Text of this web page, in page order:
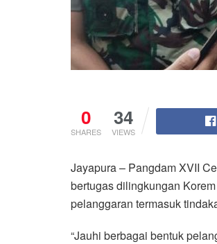
0
SHARES
34
VIEWS
Jayapura – Pangdam XVII
bertugas dilingkungan
pelanggaran termasuk
“Jauhi berbagai bentuk